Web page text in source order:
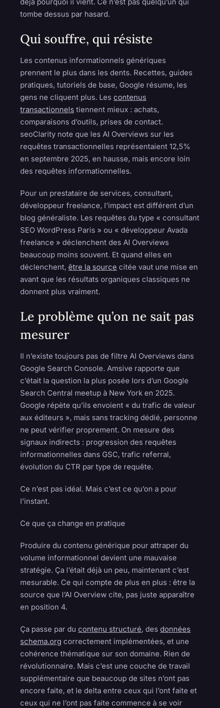
tombe dessus par hasard.
Qui souffre, qui résiste
Les contenus informationnels génériques
prennent le plus dans les dents. Recettes, guides
pratiques, tutoriels de base, Google résume, les
gens ne cliquent plus. Lescontenus
transactionnels tiennent mieux : achats,
comparaisons d’outils, prises de contact.
seoClarity note que les AI Overviews sur les
requêtes transactionnelles représentaient 12,5%
en septembre 2025, en hausse, mais encore loin
des requêtes informationnelles.
Pour un prestataire de services, consultant,
développeur freelance, l’impact est différent d’un
blog généraliste. Les requêtes du type « consultant
SEO WordPress Paris » ou « développeur Avada
freelance » déclenchent des AI Overviews
beaucoup moins souvent. Et quand elles en
déclenchent,être la source citée vaut une mise en
avant que les résultats organiques classiques ne
donnent plus vraiment.
Le problème qu’on ne sait pas
mesurer
Il n’existe toujours pas de filtre AI Overviews dans
Google Search Console. Amsive rapporte que
c’était la question la plus posée lors d’un Google
Search Central meetup à New York en 2025.
Google répète qu’ils envoient « du trafic de valeur
aux éditeurs », mais sans tracking dédié, personne
ne peut vérifier proprement. On mesure des
signaux indirects : progression des requêtes
informationnelles dans GSC, trafic referral,
évolution du CTR par type de requête.
Ce n’est pas idéal. Mais c’est ce qu’on a pour
l’instant.
Ce que ça change en pratique
Produire du contenu générique pour attraper du
volume informationnel devient une mauvaise
stratégie. Ça l’était déjà un peu, maintenant c’est
mesurable. Ce qui compte de plus en plus : être la
source que l’AI Overview cite, pas juste apparaître
en position 4.
Ça passe par ducontenu structuré, desdonnées
schema.org correctement implémentées, et une
cohérence thématique sur son domaine. Rien de
révolutionnaire. Mais c’est une couche de travail
supplémentaire que beaucoup de sites n’ont pas
encore faite, et le delta entre ceux qui l’ont faite et
ceux qui ne l’ont pas faite commence à se voir